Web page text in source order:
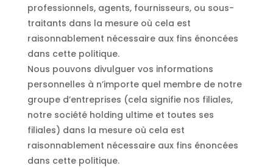
professionnels, agents, fournisseurs, ou sous-
traitants dans la mesure où cela est
raisonnablement nécessaire aux fins énoncées
dans cette politique.
Nous pouvons divulguer vos informations
personnelles à n’importe quel membre de notre
groupe d’entreprises (cela signifie nos filiales,
notre société holding ultime et toutes ses
filiales) dans la mesure où cela est
raisonnablement nécessaire aux fins énoncées
dans cette politique.